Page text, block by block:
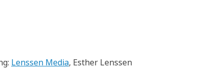
Lenssen Media, Esther Lenssen